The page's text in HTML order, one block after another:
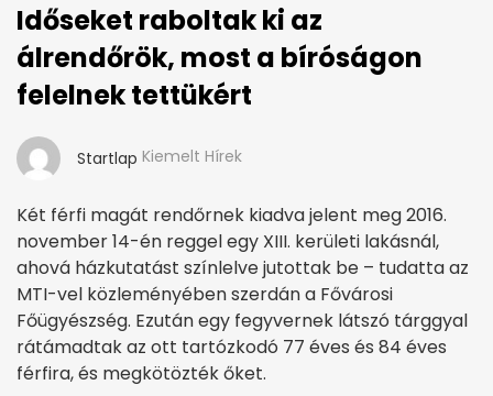
Időseket raboltak ki az
álrendőrök, most a bíróságon
felelnek tettükért
Startlap Kiemelt Hírek
Két férfi magát rendőrnek kiadva jelent meg 2016.
november 14-én reggel egy XIII. kerületi lakásnál,
ahová házkutatást színlelve jutottak be – tudatta az
MTI-vel közleményében szerdán a Fővárosi
Főügyészség. Ezután egy fegyvernek látszó tárggyal
rátámadtak az ott tartózkodó 77 éves és 84 éves
férfira, és megkötözték őket.